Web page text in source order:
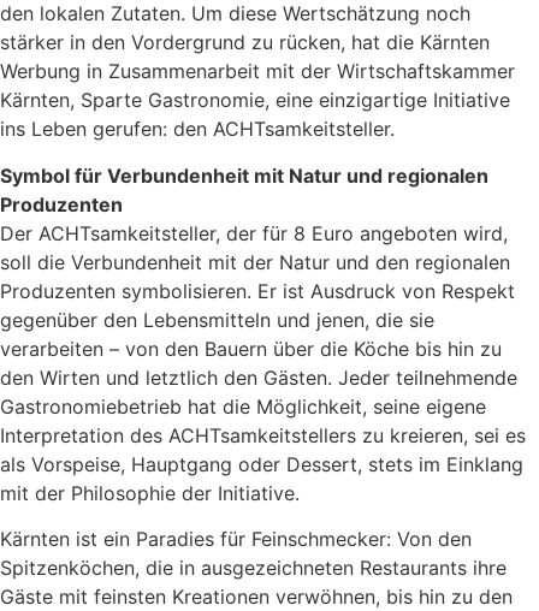
den lokalen Zutaten. Um diese Wertschätzung noch
stärker in den Vordergrund zu rücken, hat die Kärnten
Werbung in Zusammenarbeit mit der Wirtschaftskammer
Kärnten, Sparte Gastronomie, eine einzigartige Initiative
ins Leben gerufen: den ACHTsamkeitsteller.
Symbol für Verbundenheit mit Natur und regionalen
Produzenten
Der ACHTsamkeitsteller, der für 8 Euro angeboten wird,
soll die Verbundenheit mit der Natur und den regionalen
Produzenten symbolisieren. Er ist Ausdruck von Respekt
gegenüber den Lebensmitteln und jenen, die sie
verarbeiten – von den Bauern über die Köche bis hin zu
den Wirten und letztlich den Gästen. Jeder teilnehmende
Gastronomiebetrieb hat die Möglichkeit, seine eigene
Interpretation des ACHTsamkeitstellers zu kreieren, sei es
als Vorspeise, Hauptgang oder Dessert, stets im Einklang
mit der Philosophie der Initiative.
Kärnten ist ein Paradies für Feinschmecker: Von den
Spitzenköchen, die in ausgezeichneten Restaurants ihre
Gäste mit feinsten Kreationen verwöhnen, bis hin zu den